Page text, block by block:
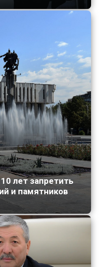
лет запретить
и памятников